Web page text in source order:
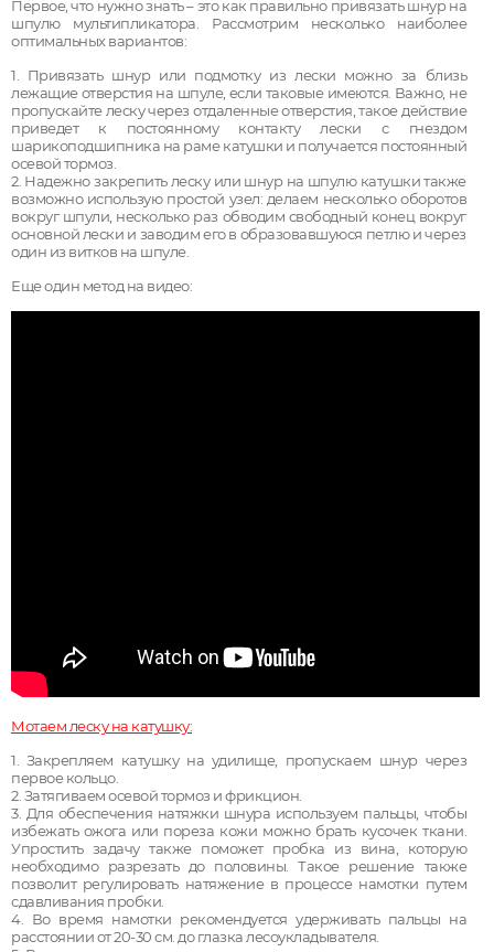
Первое, что нужно знать – это как правильно привязать шнур на
шпулю мультипликатора. Рассмотрим несколько наиболее
оптимальных вариантов:
1.
Привязать шнур или подмотку из лески можно за близь
лежащие отверстия на шпуле, если таковые имеются. Важно, не
пропускайте леску через отдаленные отверстия, такое действие
приведет к постоянному контакту лески с гнездом
шарикоподшипника на раме катушки и получается постоянный
осевой тормоз.
2. Надежно закрепить леску или шнур на шпулю катушки также
возможно использую простой узел: делаем несколько оборотов
вокруг шпули, несколько раз обводим свободный конец вокруг
основной лески и заводим его в образовавшуюся петлю и через
один из витков на шпуле.
Еще один метод на видео:
Мотаем леску на катушку:
1.
Закрепляем катушку на удилище, пропускаем шнур через
первое кольцо.
2. Затягиваем осевой тормоз и фрикцион.
3. Для обеспечения натяжки шнура используем пальцы, чтобы
избежать ожога или пореза кожи можно брать кусочек ткани.
Упростить задачу также поможет пробка из вина, которую
необходимо разрезать до половины. Такое решение также
позволит регулировать натяжение в процессе намотки путем
сдавливания пробки.
4.
Во время намотки рекомендуется удерживать пальцы на
расстоянии от 20-30 см. до глазка лесоукладывателя.